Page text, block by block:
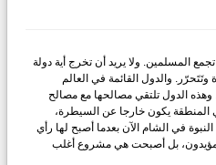
تجمع المسلمين. ولا يريد أن تخرج أية دولة
والدول القائمة في العالم
الدول تلتقي مصالحها مع مصالح
المنطقة يكون خارجا عن السيطرة،
في الشام الآن بعدما أصبح لها رأي
بل أصبحت هي مشروع أغلب